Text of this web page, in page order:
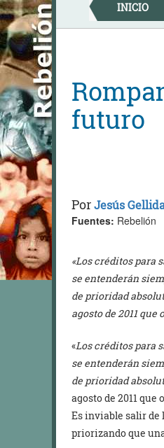
Skip
to
content
INICIO
futuro
PorJesús
Fuentes: Rebelión
«Los créditos para
se entenderán
de prioridad
agosto de 2011 que
«Los créditos para
se entenderán
de prioridad
agosto de 2011
Es inviable salir
priorizando que